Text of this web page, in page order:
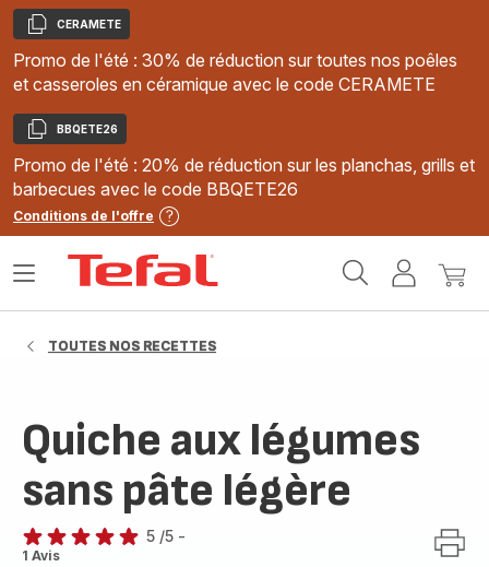
Copier
CERAMETE
Promo de l'été : 30% de réduction sur toutes nos poêles
et casseroles en céramique avec le code CERAMETE
Copier
BBQETE26
Promo de l'été : 20% de réduction sur les planchas, grills et
barbecues avec le code BBQETE26
Conditions de l'offre
MonMon
Ouvrir
TOUTES NOS RECETTES
Quiche aux légumes
sans pâte légère
Avis
5 /5 -
1 Avis